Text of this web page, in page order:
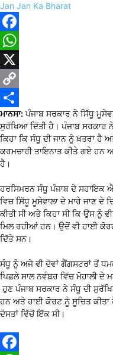
Jan Jan Ka Bharat
Facebook
WhatsApp
X
Copy
Link
Share
ਮਾਨਸਾ:ਪੰਜਾਬ ਸਰਕਾਰ ਨੇ ਸਿੱਧੂ
ਸੁਰੱਖਿਆ ਦਿੱਤੀ ਹੈ। ਪੰਜਾਬ
ਕਿਹਾ ਕਿ ਸੰਧੂ ਦੀ ਜਾਨ ਨੂੰ ਖ਼ਤਰਾ
ਕਰਮਚਾਰੀ ਤਾਇਨਾਤ ਕੀਤੇ ਗਏ ਹਨ
ਹੈ।
ਹਰਸਿਮਰਨ ਸੰਧੂ ਪੰਜਾਬ ਦੇ ਸਹਾਇਕ
ਵਿਚ ਸਿੱਧੂ ਮੂਸੇਵਾਲਾ ਦੇ ਮਾਰੇ ਜਾਣ ਦੇ
ਕੀਤੀ ਸੀ ਅਤੇ ਕਿਹਾ ਸੀ ਕਿ ਉਸ ਨੂੰ
ਮਿਲ ਰਹੀਆਂ ਹਨ। ਉਦੋਂ ਵੀ ਹਾਈ
ਦਿੱਤੇ ਸਨ।
ਸੰਧੂ ਨੂੰ ਅਜੇ ਵੀ ਦੋਵਾਂ ਗੈਂਗਸਟਰਾਂ ਤੋਂ
ਪਿਛਲੇ ਸਾਲ ਨਵੰਬਰ ਵਿੱਚ ਮੋਹਾਲੀ
ਹੁਣ ਪੰਜਾਬ ਸਰਕਾਰ ਨੇ ਸੰਧੂ ਦੀ
ਹਨ ਅਤੇ ਹਾਈ ਕੋਰਟ ਨੂੰ ਸੂਚਿਤ ਕੀਤਾ
ਦੋਸਤਾਂ ਵਿੱਚੋਂ ਇੱਕ ਸੀ।